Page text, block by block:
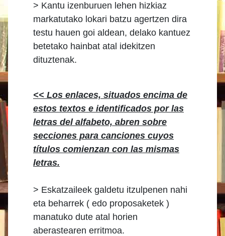
> Kantu izenburuen lehen hizkiaz
markatutako lokari batzu agertzen dira
testu hauen goi aldean, delako kantuez
betetako hainbat atal idekitzen
dituztenak.
<< Los enlaces, situados encima de
estos textos e identificados por las
letras del alfabeto, abren sobre
secciones para canciones cuyos
títulos comienzan con las mismas
letras.
> Eskatzaileek galdetu itzulpenen nahi
eta beharrek ( edo proposaketek )
manatuko dute atal horien
aberastearen erritmoa.